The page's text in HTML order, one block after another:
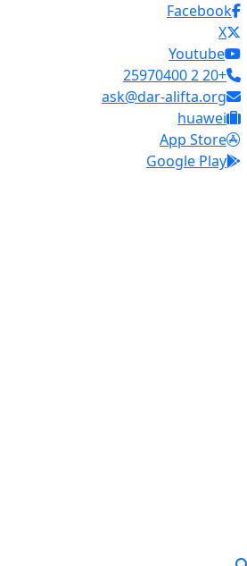
Facebook
X
Youtube
+20 2 25970400
ask@dar-alifta.org
huawei
App Store
Google Play